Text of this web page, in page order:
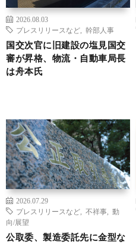
2026.08.03
プレスリリースなど
幹部人事
国交次官に旧建設の塩見国交
審が昇格、物流・自動車局長
は舟本氏
2026.07.29
プレスリリースなど
不祥事
動
向/展望
公取委、製造委託先に金型な